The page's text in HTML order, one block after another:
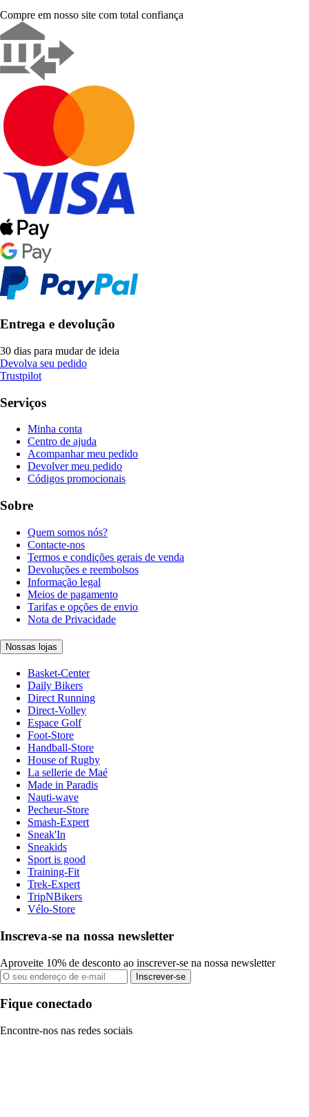
Compre em nosso site com total confiança
Entrega e devolução
30 dias para mudar de ideia
Devolva seu pedido
Trustpilot
Serviços
Minha conta
Centro de ajuda
Acompanhar meu pedido
Devolver meu pedido
Códigos promocionais
Sobre
Quem somos nós?
Contacte-nos
Termos e condições gerais de venda
Devoluções e reembolsos
Informação legal
Meios de pagamento
Tarifas e opções de envio
Nota de Privacidade
Nossas lojas
Basket-Center
Daily Bikers
Direct Running
Direct-Volley
Espace Golf
Foot-Store
Handball-Store
House of Rugby
La sellerie de Maé
Made in Paradis
Nauti-wave
Pecheur-Store
Smash-Expert
Sneak'In
Sneakids
Sport is good
Training-Fit
Trek-Expert
TripNBikers
Vélo-Store
Inscreva-se na nossa newsletter
Aproveite 10% de desconto ao inscrever-se na nossa newsletter
Inscrever-se
Fique conectado
Encontre-nos nas redes sociais